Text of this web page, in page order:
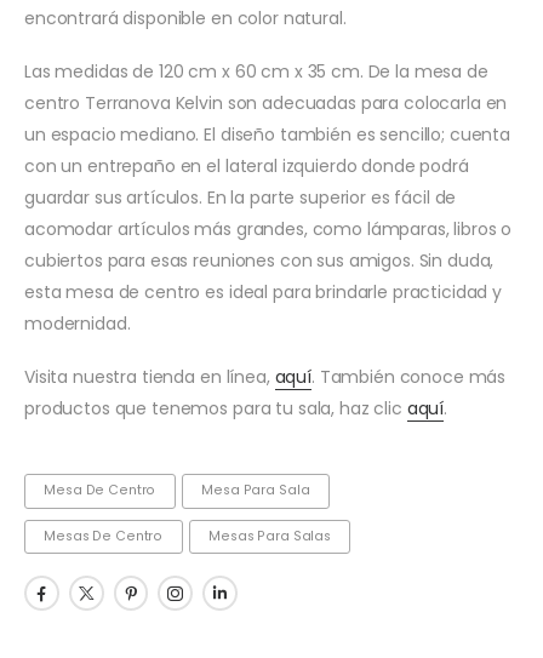
encontrará disponible en color natural.
Las medidas de 120 cm x 60 cm x 35 cm. De la mesa de
centro Terranova Kelvin son adecuadas para colocarla en
un espacio mediano. El diseño también es sencillo; cuenta
con un entrepaño en el lateral izquierdo donde podrá
guardar sus artículos. En la parte superior es fácil de
acomodar artículos más grandes, como lámparas, libros o
cubiertos para esas reuniones con sus amigos. Sin duda,
esta mesa de centro es ideal para brindarle practicidad y
modernidad.
Visita nuestra tienda en línea, aquí. También conoce más
productos que tenemos para tu sala, haz clic aquí.
Mesa De Centro Mesa Para Sala
Mesas De Centro Mesas Para Salas